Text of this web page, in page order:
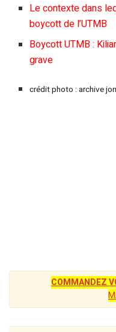
Le contexte dans
boycott de l’UTMB
Boycott UTMB :
grave
crédit photo : archive
COMMANDEZ